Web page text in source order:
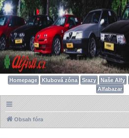
Homepage Klubová zóna Srazy Naše Alfy
Alfabazar
Obsah fóra